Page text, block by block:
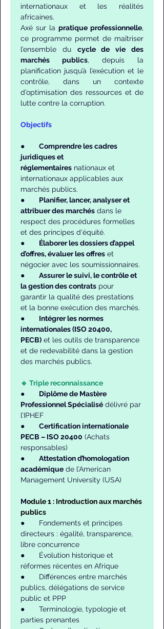
internationaux et les réalités
africaines.
Axé sur la pratique professionnelle,
ce programme permet de maîtriser
l’ensemble du cycle de vie des
marchés publics, depuis la
planification jusqu’à l’exécution et le
contrôle, dans un contexte
d’optimisation des ressources et de
lutte contre la corruption.
Objectifs
● Comprendre les cadres
juridiques et
réglementaires nationaux et
internationaux applicables aux
marchés publics.
● Planifier, lancer, analyser et
attribuer des marchés dans le
respect des procédures formelles
et des principes d'équité.
● Élaborer les dossiers d’appel
d’offres, évaluer les offres et
négocier avec les soumissionnaires.
● Assurer le suivi, le contrôle et
la gestion des contrats pour
garantir la qualité des prestations
et la bonne exécution des marchés.
● Intégrer les normes
internationales (ISO 20400,
PECB) et les outils de transparence
et de redevabilité dans la gestion
des marchés publics.
🔹 Triple reconnaissance
● Diplôme de Mastère
Professionnel Spécialisé délivré par
l’IPHEF
● Certification internationale
PECB – ISO 20400 (Achats
responsables)
● Attestation d’homologation
académique de l’American
Management University (USA)
Module 1 : Introduction aux marchés
publics
●       Fondements et principes
directeurs : égalité, transparence,
libre concurrence
●       Évolution historique et
réformes récentes en Afrique
●       Différences entre marchés
publics, délégations de service
public et PPP
●       Terminologie, typologie et
parties prenantes